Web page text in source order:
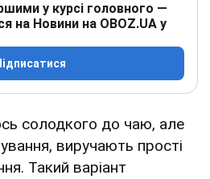
у курсі головного —
на Новини на OBOZ.UA у
солодкого до чаю, але
виручають прості
Такий варіант